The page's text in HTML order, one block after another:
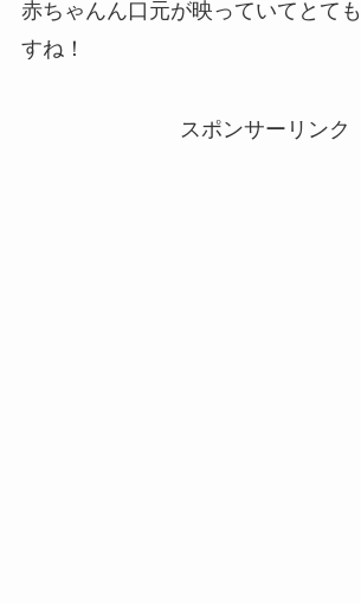
赤ちゃんん口元が映っていてとて
すね！
スポンサーリンク